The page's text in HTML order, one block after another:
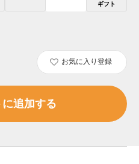
ギフト
お気に入り登録